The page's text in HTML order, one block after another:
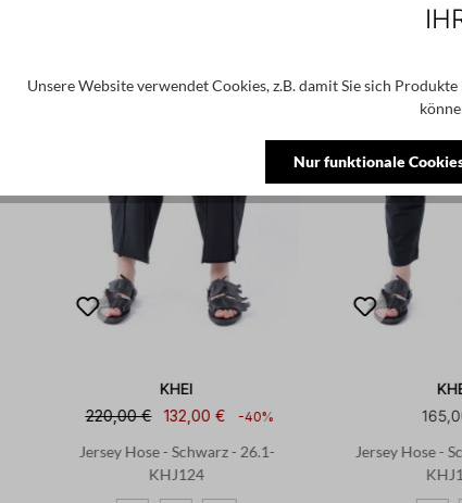
KHEI
220,00 €
132,00 € -40%
Jersey Hose - Schwarz - 26.1-
KHJ124
Jersey Hose -
Unsere Website verwendet Cookies, z.B. damit Sie sich
Nur funktionale